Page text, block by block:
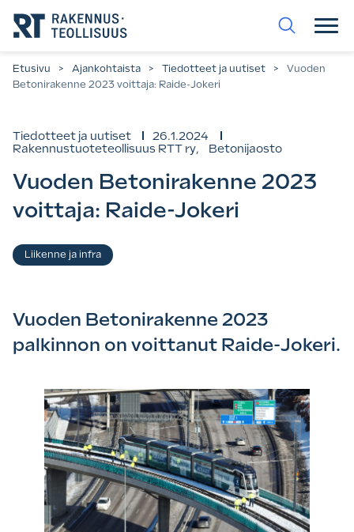
suoraan
sisältöön.
Etusivu > Ajankohtaista > Tiedotteet ja uutiset >
Vuoden
Betonirakenne 2023 voittaja: Raide-Jokeri
Tiedotteet ja uutiset
26.1.2024
Rakennustuoteteollisuus RTT ry, Betonijaosto
Vuoden Betonirakenne 2023
voittaja: Raide-Jokeri
Asiasanat
Liikenne ja infra
Vuoden Betonirakenne 2023
palkinnon on voittanut Raide-Jokeri.